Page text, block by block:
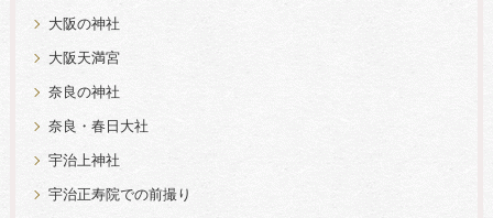
大阪の神社
大阪天満宮
奈良の神社
奈良・春日大社
宇治上神社
宇治正寿院での前撮り